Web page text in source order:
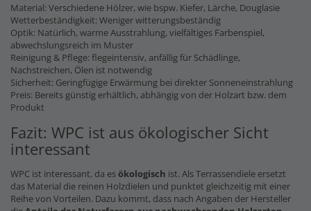
Material: Verschiedene Hölzer, wie bspw. Kiefer, Lärche, Douglasie
Wetterbeständigkeit: Weniger witterungsbeständig
Optik: Natürlich, warme Ausstrahlung, vielfältiges Farbenspiel,
abwechslungsreich im Muster
Reinigung & Pflege: flegeintensiv, anfällig für Schädlinge,
Nachstreichen, Ölen ist notwendig
Sicherheit: Geringfügige Erwärmung bei direkter Sonneneinstrahlung
Preis: Bereits günstig erhältlich, abhängig von der Holzart bzw. dem
Produkt
Fazit: WPC ist aus ökologischer Sicht
interessant
WPC ist interessant, da esökologisch ist. Als Terrassendiele ersetzt
das Material die reinen Holzdielen und punktet gleichzeitig mit einer
Reihe von Vorteilen. Dazu kommt, dass nach Angaben der Hersteller